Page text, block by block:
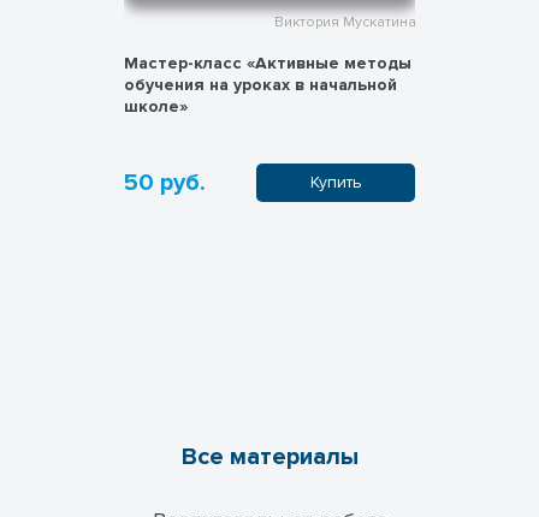
Виктория Мускатина
Мастер-класс «Активные методы
обучения на уроках в начальной
школе»
50 руб. Купить
Все материалы